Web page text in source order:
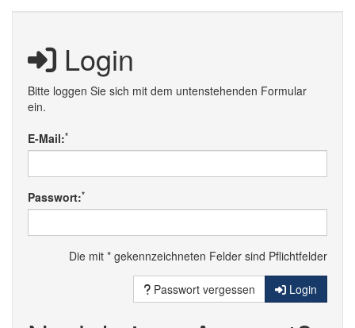
Login
Bitte loggen Sie sich mit dem untenstehenden Formular
ein.
E-Mail:*
Passwort:*
Die mit * gekennzeichneten Felder sind Pflichtfelder
Passwort vergessen Login